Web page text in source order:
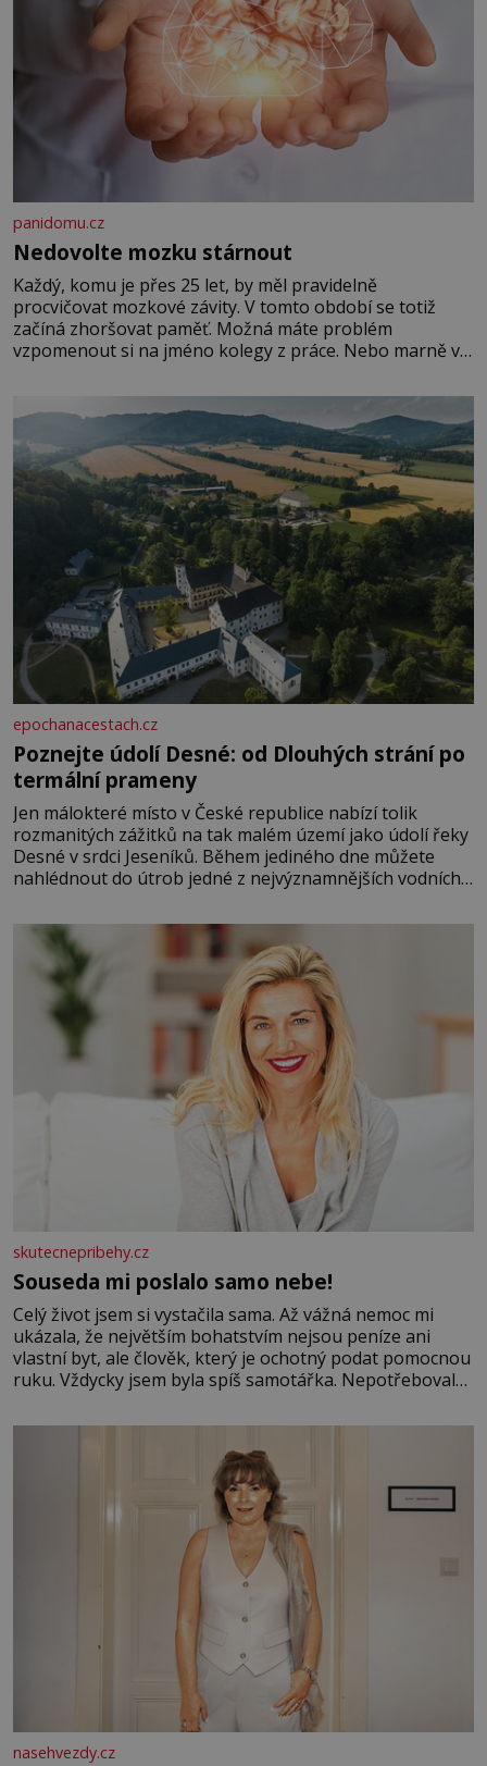
panidomu.cz
Nedovolte mozku stárnout
Každý, komu je přes 25 let, by měl pravidelně
procvičovat mozkové závity. V tomto období se totiž
začíná zhoršovat paměť. Možná máte problém
vzpomenout si na jméno kolegy z práce. Nebo marně v
Je to opravdu tak, s věkem jako kdyby se paměť
rozhodla stávkovat. Cvičte
epochanacestach.cz
Poznejte údolí Desné: od Dlouhých strání po
termální prameny
Jen málokteré místo v České republice nabízí tolik
rozmanitých zážitků na tak malém území jako údolí řeky
Desné v srdci Jeseníků. Během jediného dne můžete
nahlédnout do útrob jedné z nejvýznamnějších vodních
se na koloběžce a den zakončit poznáváním památek ve
Velkých Losinách nebo v termálním
skutecnepribehy.cz
Souseda mi poslalo samo nebe!
Celý život jsem si vystačila sama. Až vážná nemoc mi
ukázala, že největším bohatstvím nejsou peníze ani
vlastní byt, ale člověk, který je ochotný podat pomocnou
ruku. Vždycky jsem byla spíš samotářka. Nepotřebovala
mi knihy, práce a hlavně klid. Hned po studiích jsem
nasehvezdy.cz